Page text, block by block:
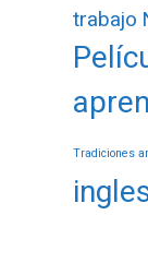
trabajo
Tradiciones